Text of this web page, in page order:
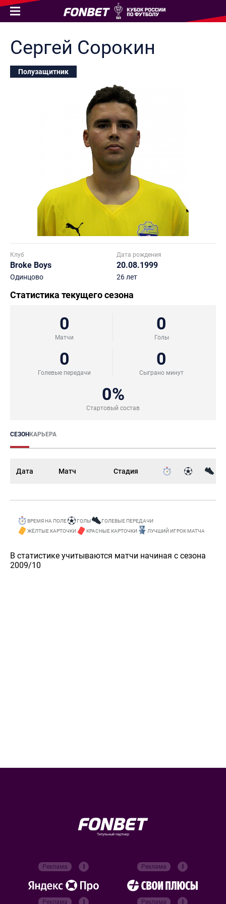
Сергей Сорокин
Полузащитник
Клуб
Broke Boys
Одинцово
Дата рождения
20.08.1999
26 лет
Статистика текущего сезона
0
Матчи
0
Голы
0
Голевые передачи
0
Сыграно минут
0%
Стартовый состав
СЕЗОНКАРЬЕРА
Дата Матч Стадия
ВРЕМЯ НА ПОЛЕ ГОЛЫ
ГОЛЕВЫЕ ПЕРЕДАЧИ
ЖЁЛТЫЕ КАРТОЧКИ
КРАСНЫЕ КАРТОЧКИ ЛУЧШИЙ ИГРОК МАТЧА
В статистике учитываются матчи начиная с сезона
2009/10
Титульный партнер
Реклама Реклама
Реклама Реклама